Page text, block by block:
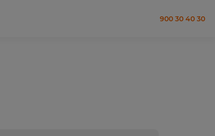
900 30 40 30